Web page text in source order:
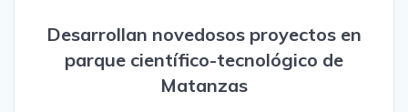
Desarrollan novedosos proyectos en
parque científico-tecnológico de
Matanzas